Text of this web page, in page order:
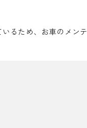
るため、お車のメンテ